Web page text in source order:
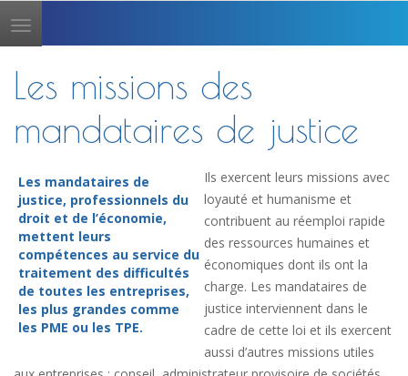
Toggle
navigation
Les missions des
mandataires de justice
Les mandataires de
justice, professionnels du
droit et de l’économie,
mettent leurs
compétences au service du
traitement des difficultés
de toutes les entreprises,
les plus grandes comme
les PME ou les TPE.
Ils exercent leurs missions avec
loyauté et humanisme et
contribuent au réemploi rapide
des ressources humaines et
économiques dont ils ont la
charge. Les mandataires de
justice interviennent dans le
cadre de cette loi et ils exercent
aussi d’autres missions utiles